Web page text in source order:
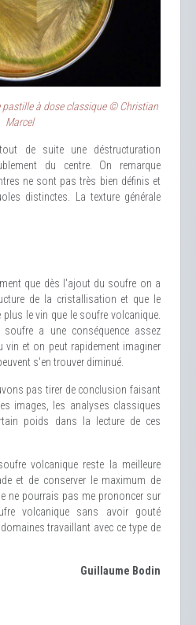
pastille à dose classique © Christian
Marcel
de suite une déstructuration
du centre. On remarque
ne sont pas très bien définis et
distinctes. La texture générale
que dès l'ajout du soufre on a
de la cristallisation et que le
le vin que le soufre volcanique.
soufre a une conséquence assez
vin et on peut rapidement imaginer
s'en trouver diminué.
pas tirer de conclusion faisant
images, les analyses classiques
poids dans la lecture de ces
volcanique reste la meilleure
et de conserver le maximum de
ne pourrais pas me prononcer sur
volcanique sans avoir gouté
travaillant avec ce type de
Guillaume Bodin